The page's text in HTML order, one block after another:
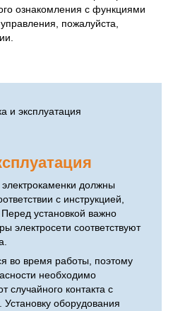
ознакомления с функциями
пожалуйста,
должны
с инструкцией,
установкой важно
электросети соответствуют
во время работы, поэтому
необходимо
случайного контакта с
Установку оборудования